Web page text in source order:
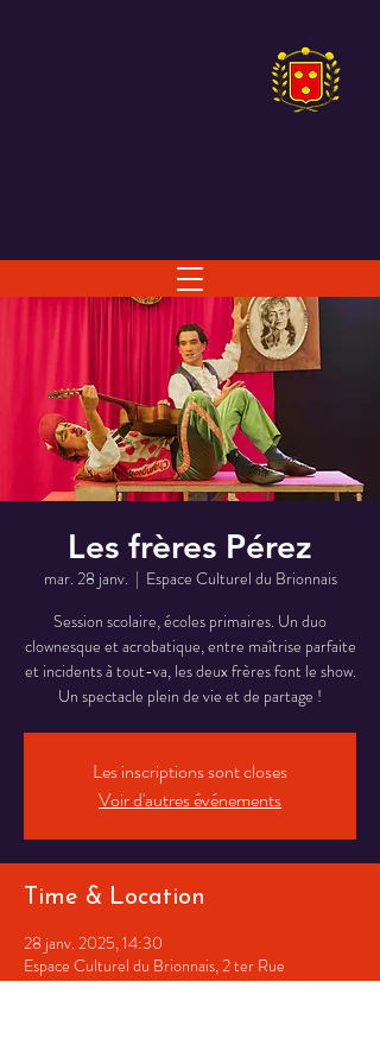
Les frères Pérez
mar. 28 janv.
  |
Espace Culturel du Brionnais
Session scolaire, écoles primaires. Un duo
clownesque et acrobatique, entre maîtrise parfaite
et incidents à tout-va, les deux frères font le show.
Un spectacle plein de vie et de partage !
Les inscriptions sont closes
Voir d'autres événements
Time & Location
28 janv. 2025, 14:30
Espace Culturel du Brionnais, 2 ter Rue
Gambetta, 71170 Chauffailles, France